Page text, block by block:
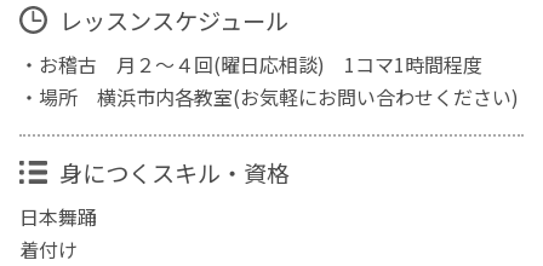
レッスンスケジュール
・お稽古 月２〜４回(曜日応相談) 1コマ1時間程度
・場所 横浜市内各教室(お気軽にお問い合わせください)
身につくスキル・資格
日本舞踊
着付け